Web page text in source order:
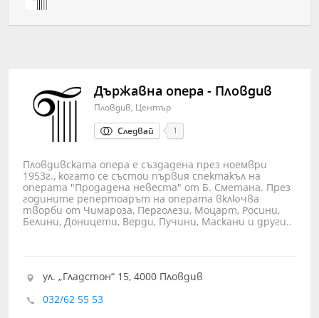
Държавна опера - Пловдив
Пловдив, Център
Следвай
1
Пловдивската опера е създадена през ноември
1953г., когато се състои първия спектакъл на
операта "Продадена невеста" от Б. Сметана. През
годините репертоарът на операта включва
творби от Чимароза, Перголези, Моцарт, Росини,
Белини, Доницети, Верди, Пучини, Маскани и други..
ул. „Гладстон“ 15, 4000 Пловдив
032/62 55 53